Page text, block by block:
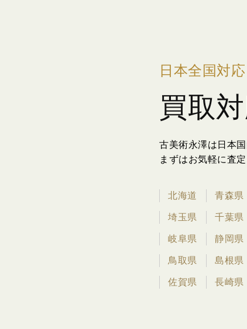
日本全国対
買取
古美術永澤は日本
まずはお気軽に査
北海道 青森県
埼玉県 千葉県
岐阜県 静岡県
鳥取県 島根県
佐賀県 長崎県